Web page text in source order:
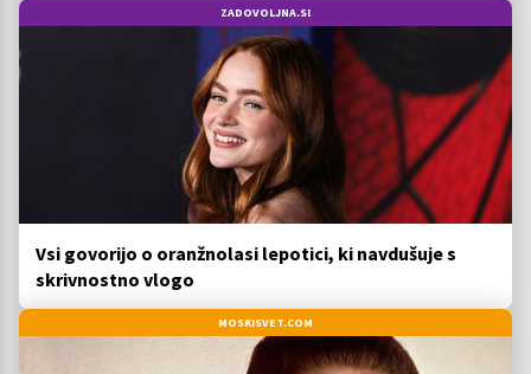
ZADOVOLJNA.SI
Vsi govorijo o oranžnolasi lepotici, ki navdušuje s
skrivnostno vlogo
MOSKISVET.COM